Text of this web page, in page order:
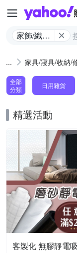
家飾/織品/
家具/寢具/收納/
全部
分類
日用雜貨
精選活動
客製化 無膠靜電